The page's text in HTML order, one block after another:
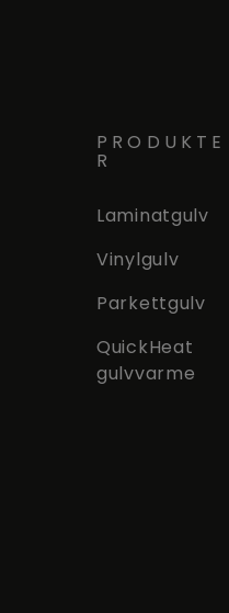
PRODUKTE
R
Laminatgulv
Vinylgulv
Parkettgulv
QuickHeat
gulvvarme